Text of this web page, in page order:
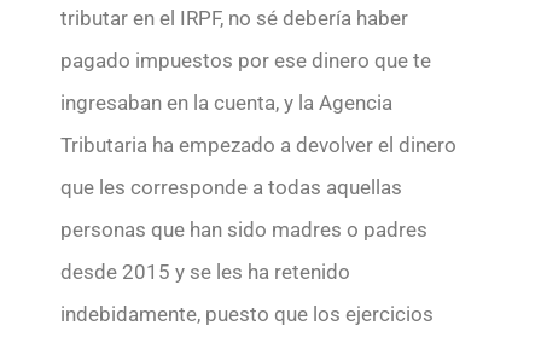
tributar en el IRPF, no sé debería haber
pagado impuestos por ese dinero que te
ingresaban en la cuenta, y la Agencia
Tributaria ha empezado a devolver el dinero
que les corresponde a todas aquellas
personas que han sido madres o padres
desde 2015 y se les ha retenido
indebidamente, puesto que los ejercicios